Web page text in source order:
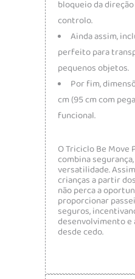
bloqueio da
controlo.
Ainda assim,
perfeito para
pequenos objetos.
Por fim,
cm (95 cm com
funcional.
O Triciclo Be Move
combina
versatilidade.
crianças a partir
não perca a
proporcionar
seguros,
desenvolvimento e
desde cedo.